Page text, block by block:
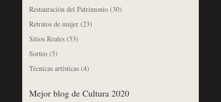
Restauración del Patrimonio(30)
Retratos de mujer(23)
Sitios Reales(53)
Sorteo(5)
Técnicas artísticas(4)
Mejor blog de Cultura 2020